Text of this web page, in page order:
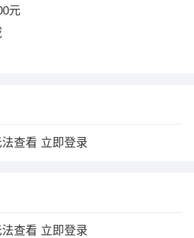
元
查看 立即登录
查看 立即登录